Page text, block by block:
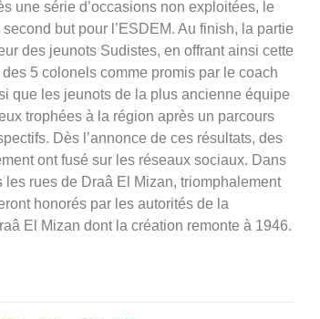
une série d’occasions non exploitées, le
but pour l’ESDEM. Au finish, la partie
des jeunots Sudistes, en offrant ainsi cette
5 colonels comme promis par le coach
que les jeunots de la plus ancienne équipe
trophées à la région après un parcours
Dès l’annonce de ces résultats, des
ont fusé sur les réseaux sociaux. Dans
rues de Draâ El Mizan, triomphalement
honorés par les autorités de la
El Mizan dont la création remonte à 1946.